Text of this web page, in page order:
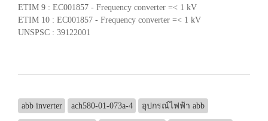
ETIM 9 : EC001857 - Frequency converter =< 1 kV
ETIM 10 : EC001857 - Frequency converter =< 1 kV
UNSPSC : 39122001
abb inverter ach580-01-073a-4 อุปกรณ์ไฟฟ้า abb